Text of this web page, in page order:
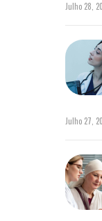
Julho 28,
Julho 27,